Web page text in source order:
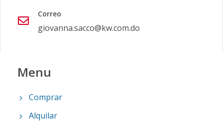
Correo
giovanna.sacco@kw.com.do
Menu
Comprar
Alquilar